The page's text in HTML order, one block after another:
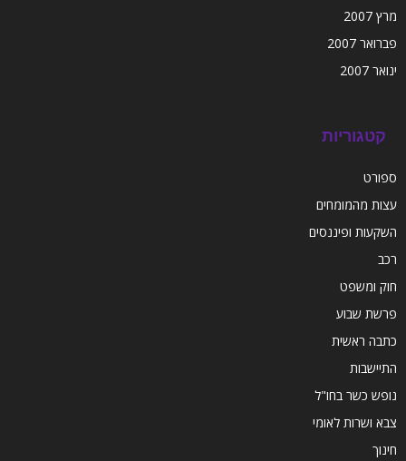
מרץ 2007
פברואר 2007
ינואר 2007
קטגוריות
ספורט
עצות מהמומחים
השקעות ופיננסים
רכב
חוק ומשפט
פרשת שבוע
כתבה ראשית
התיישבות
נופש כשר בחו"ל
צבא ושרות לאומי
חינוך